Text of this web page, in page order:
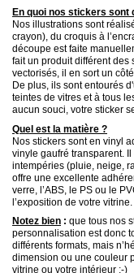
En quoi nos stickers sont
Nos illustrations sont
crayon), du croquis à
découpe est faite
fait un produit différent des
vectorisés, il en sort un
De plus, ils sont entourés
teintes de vitres et à tous
aucun souci, votre sticker
Quel est la matière ?
Nos stickers sont en vinyl
vinyle gaufré transparent.
intempéries (pluie, neige,
offre une excellente
verre, l’ABS, le PS ou le
l’exposition de votre vitrine.
Notez bien : que tous nos
personnalisation est donc
différents formats, mais
dimension ou une couleur
vitrine ou votre intérieur ;-)